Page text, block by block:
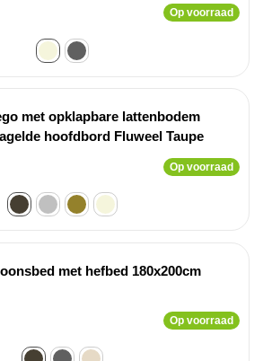
Op voorraad
met opklapbare lattenbodem
hoofdbord Fluweel Taupe
Op voorraad
met hefbed 180x200cm
Op voorraad